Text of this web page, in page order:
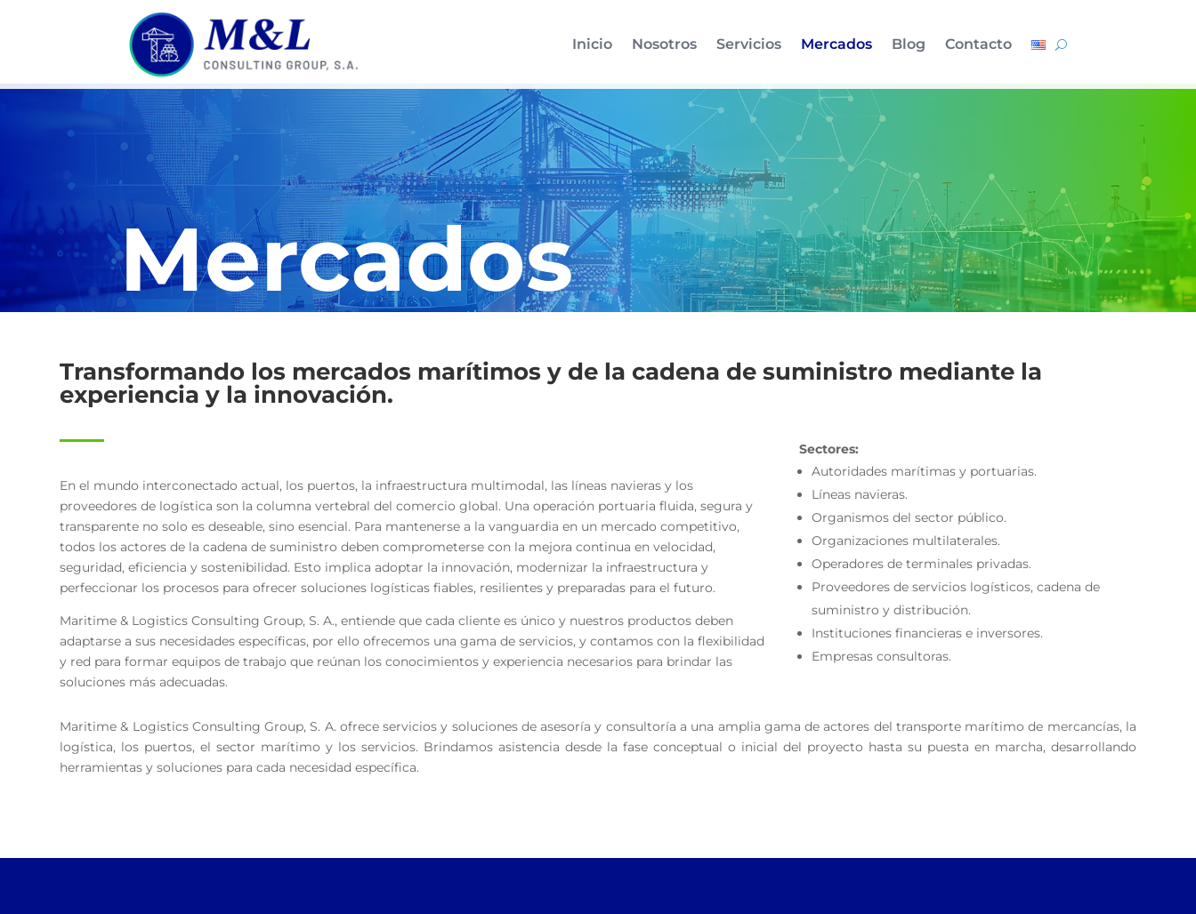
Inicio Nosotros Servicios Mercados Blog Contacto
Mercados
Transformando los mercados marítimos y de la cadena de suministro mediante la
experiencia y la innovación.
En el mundo interconectado actual, los puertos, la infraestructura multimodal, las líneas navieras y los
proveedores de logística son la columna vertebral del comercio global. Una operación portuaria fluida, segura y
transparente no solo es deseable, sino esencial. Para mantenerse a la vanguardia en un mercado competitivo,
todos los actores de la cadena de suministro deben comprometerse con la mejora continua en velocidad,
seguridad, eficiencia y sostenibilidad. Esto implica adoptar la innovación, modernizar la infraestructura y
perfeccionar los procesos para ofrecer soluciones logísticas fiables, resilientes y preparadas para el futuro.
Maritime & Logistics Consulting Group, S. A., entiende que cada cliente es único y nuestros productos deben
adaptarse a sus necesidades específicas, por ello ofrecemos una gama de servicios, y contamos con la flexibilidad
y red para formar equipos de trabajo que reúnan los conocimientos y experiencia necesarios para brindar las
soluciones más adecuadas.
Sectores:
Autoridades marítimas y portuarias.
Líneas navieras.
Organismos del sector público.
Organizaciones multilaterales.
Operadores de terminales privadas.
Proveedores de servicios logísticos, cadena de
suministro y distribución.
Instituciones financieras e inversores.
Empresas consultoras.
Maritime & Logistics Consulting Group, S. A. ofrece servicios y soluciones de asesoría y consultoría a una amplia gama de actores del transporte marítimo de mercancías, la
logística, los puertos, el sector marítimo y los servicios. Brindamos asistencia desde la fase conceptual o inicial del proyecto hasta su puesta en marcha, desarrollando
herramientas y soluciones para cada necesidad específica.